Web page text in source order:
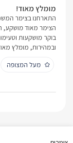
מומלץ מאוד!
התארחנו בצימר
הצימר מאוד מושקע,
בוקר מושקעות
ובמהירות, מומלץ
מעל המצופה